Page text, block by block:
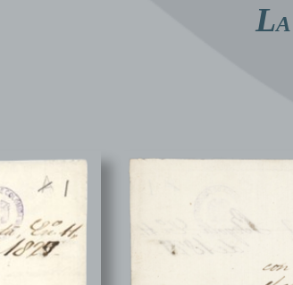
LA